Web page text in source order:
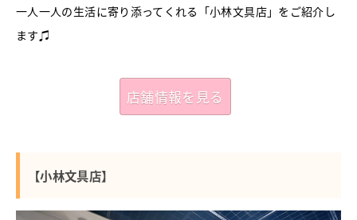
一人一人の生活に寄り添ってくれる「小林文具店」をご紹介し
ます♫
店舗情報を見る
【小林文具店】